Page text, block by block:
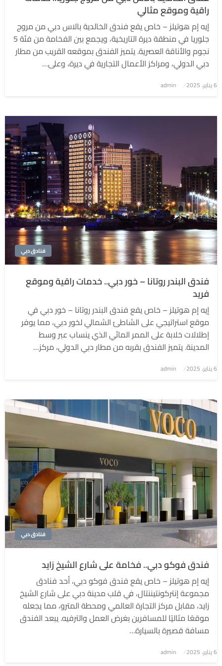
راقية وموقع مثالي
إيه إم هوتيلز – خاص يقع فندق الخالدية بالاس دبي من مروج
جلوريا في منطقة ديرة التاريخية، ويجمع بين الفخامة من فئة 5
نجوم والأناقة العصرية. يتميز الفندق بموقعه القريب من مطار
دبي الدولي، ومراكز الأعمال التجارية في ديرة، وعلى…
نُشر
في6 يناير، 2025 admin
فنادق دبي
فندق البندر روتانا – خور دبي.. خدمات راقية وموقع
فريد
إيه إم هوتيلز – خاص يقع فندق البندر روتانا – خور دبي في
موقع استراتيجي على الشاطئ الشمالي لخور دبي، مما يوفر
إطلالات خلابة على الممر المائي الذي ينساب عبر وسط
المدينة. يتميز الفندق بقربه من مطار دبي الدولي، مركز…
نُشر
في6 يناير، 2025 admin
فنادق دبي
فندق فوكو دبي.. فخامة على شارع الشيخ زايد
إيه إم هوتيلز – خاص يقع فندق فوكو دبي، أحد فنادق
مجموعة إنتركونتيننتال، في قلب مدينة دبي على شارع الشيخ
زايد، مقابل مركز التجارة العالمي ومحطة المترو، مما يجعله
موقعًا مثاليًا للمسافرين بغرض العمل والترفيه. يبعد الفندق
مسافة قصيرة بالسيارة…
نُشر
في6 يناير، 2025 admin